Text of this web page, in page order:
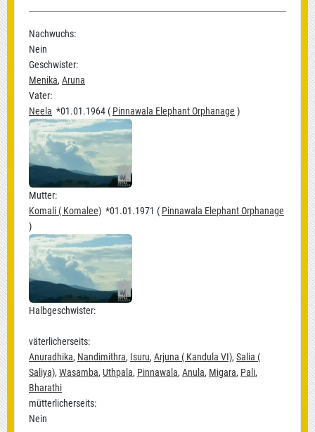
Nachwuchs:
Nein
Geschwister:
Menika, Aruna
Vater:
Neela *01.01.1964 ( Pinnawala Elephant Orphanage )
Mutter:
Komali ( Komalee) *01.01.1971 ( Pinnawala Elephant Orphanage
)
Halbgeschwister:
väterlicherseits:
Anuradhika, Nandimithra, Isuru, Arjuna ( Kandula VI), Salia (
Saliya), Wasamba, Uthpala, Pinnawala, Anula, Migara, Pali,
Bharathi
mütterlicherseits:
Nein